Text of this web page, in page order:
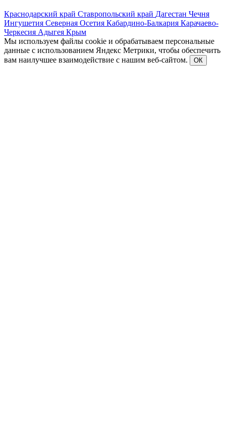
Краснодарский край Ставропольский край Дагестан Чечня
Ингушетия Северная Осетия Кабардино-Балкария Карачаево-
Черкесия Адыгея Крым
Мы используем файлы cookie и обрабатываем персональные
данные с использованием Яндекс Метрики, чтобы обеспечить
вам наилучшее взаимодействие с нашим веб-сайтом.
ОК